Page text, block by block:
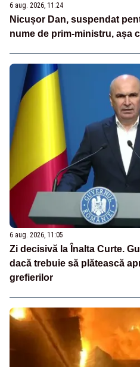
6 aug. 2026, 11:24
Nicușor Dan, suspendat
nume de prim-ministru, așa
6 aug. 2026, 11:05
Zi decisivă la Înalta Curte.
dacă trebuie să plătească
grefierilor